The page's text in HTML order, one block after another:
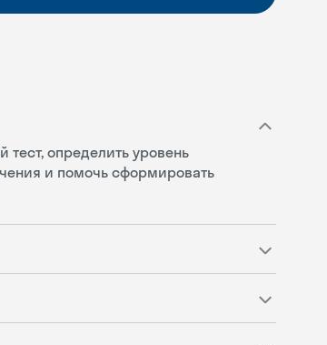
определить уровень
и помочь сформировать